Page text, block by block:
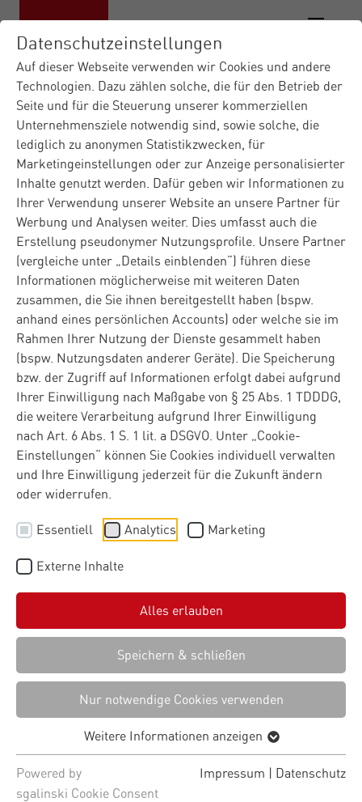
Datenschutzeinstellungen
Auf dieser Webseite verwenden wir Cookies und andere
Technologien. Dazu zählen solche, die für den Betrieb der
Seite und für die Steuerung unserer kommerziellen
Unternehmensziele notwendig sind, sowie solche, die
lediglich zu anonymen Statistikzwecken, für
Marketingeinstellungen oder zur Anzeige personalisierter
Inhalte genutzt werden. Dafür geben wir Informationen zu
Ihrer Verwendung unserer Website an unsere Partner für
Werbung und Analysen weiter. Dies umfasst auch die
Erstellung pseudonymer Nutzungsprofile. Unsere Partner
(vergleiche unter „Details einblenden“) führen diese
Informationen möglicherweise mit weiteren Daten
zusammen, die Sie ihnen bereitgestellt haben (bspw.
anhand eines persönlichen Accounts) oder welche sie im
Rahmen Ihrer Nutzung der Dienste gesammelt haben
(bspw. Nutzungsdaten anderer Geräte). Die Speicherung
bzw. der Zugriff auf Informationen erfolgt dabei aufgrund
Ihrer Einwilligung nach Maßgabe von § 25 Abs. 1 TDDDG,
die weitere Verarbeitung aufgrund Ihrer Einwilligung
nach Art. 6 Abs. 1 S. 1 lit. a DSGVO. Unter „Cookie-
Einstellungen“ können Sie Cookies individuell verwalten
und Ihre Einwilligung jederzeit für die Zukunft ändern
oder widerrufen.
Essentiell Analytics Marketing
Externe Inhalte
Alles erlauben
Speichern & schließen
Nur notwendige Cookies verwenden
Weitere Informationen anzeigen
Powered by
sgalinski Cookie Consent
Impressum | Datenschutz